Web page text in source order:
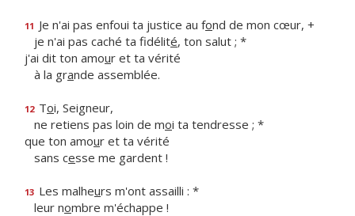
11 Je n'ai pas enfoui ta justice au fond de mon cœur, +
je n'ai pas caché ta fidélité, ton salut ; *
j'ai dit ton amour et ta vérité
à la grande assemblée.
12 Toi, Seigneur,
ne retiens pas loin de moi ta tendresse ; *
que ton amour et ta vérité
sans cesse me gardent !
13 Les malheurs m'ont assailli : *
leur nombre m'échappe !